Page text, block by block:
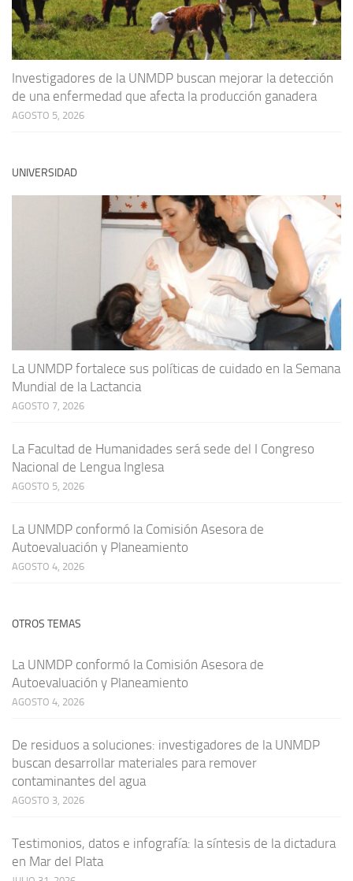
Investigadores de la UNMDP buscan mejorar la detección
de una enfermedad que afecta la producción ganadera
AGOSTO 5, 2026
UNIVERSIDAD
La UNMDP fortalece sus políticas de cuidado en la Semana
Mundial de la Lactancia
AGOSTO 7, 2026
La Facultad de Humanidades será sede del I Congreso
Nacional de Lengua Inglesa
AGOSTO 5, 2026
La UNMDP conformó la Comisión Asesora de
Autoevaluación y Planeamiento
AGOSTO 4, 2026
OTROS TEMAS
La UNMDP conformó la Comisión Asesora de
Autoevaluación y Planeamiento
AGOSTO 4, 2026
De residuos a soluciones: investigadores de la UNMDP
buscan desarrollar materiales para remover
contaminantes del agua
AGOSTO 3, 2026
Testimonios, datos e infografía: la síntesis de la dictadura
en Mar del Plata